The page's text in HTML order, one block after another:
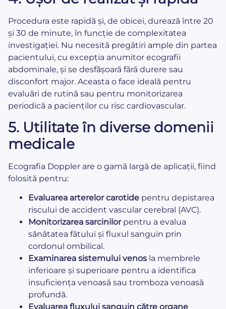
Procedura este rapidă și, de obicei, durează între 20
și 30 de minute, în funcție de complexitatea
investigației. Nu necesită pregătiri ample din partea
pacientului, cu excepția anumitor ecografii
abdominale, și se desfășoară fără durere sau
disconfort major. Aceasta o face ideală pentru
evaluări de rutină sau pentru monitorizarea
periodică a pacienților cu risc cardiovascular.
5. Utilitate în diverse domenii
medicale
Ecografia Doppler are o gamă largă de aplicații, fiind
folosită pentru:
Evaluarea arterelor carotide pentru depistarea
riscului de accident vascular cerebral (AVC).
Monitorizarea sarcinilorpentru a evalua
sănătatea fătului și fluxul sanguin prin
cordonul ombilical.
Examinarea sistemului venos la membrele
inferioare și superioare pentru a identifica
insuficiența venoasă sau tromboza venoasă
profundă.
Evaluarea fluxului sanguin către organe